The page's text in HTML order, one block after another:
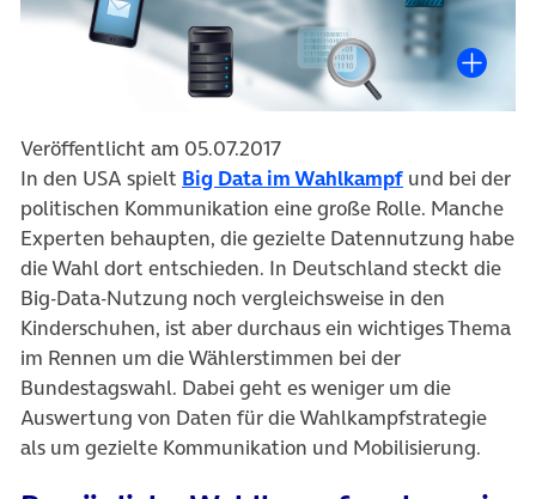
Veröffentlicht am 05.07.2017
In den USA spielt Big Data im Wahlkampf(öffnet in
und bei der
politischen Kommunikation eine große Rolle. Manche
Experten behaupten, die gezielte Datennutzung habe
die Wahl dort entschieden. In Deutschland steckt die
Big-Data-Nutzung noch vergleichsweise in den
Kinderschuhen, ist aber durchaus ein wichtiges Thema
im Rennen um die Wählerstimmen bei der
Bundestagswahl. Dabei geht es weniger um die
Auswertung von Daten für die Wahlkampfstrategie
als um gezielte Kommunikation und Mobilisierung.